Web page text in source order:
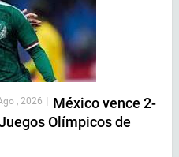
, 2026
México vence 2-
Olímpicos de